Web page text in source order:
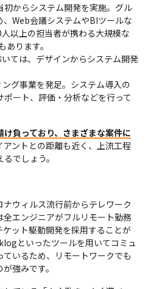
からシステム開発を実施。グル
Web会議システムやBIツールな
以上の担当者が携わる大規模な
ります。
ては、デザインからシステム開発
グ事業を発足。システム導入の
ート、評価・分析などを行って
負っており、さまざまな案件に
アントとの距離も近く、上流工程
でしょう。
ウィルス流行前からテレワーク
エンジニアがフルリモート勤務
ット駆動開発を採用することが
といったツールを用いてコミュ
いるため、リモートワークでも
強みです。